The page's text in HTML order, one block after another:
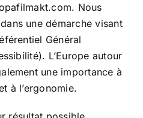
. Nous
une démarche visant
Général
L’Europe autour
une importance à
à l’ergonomie.